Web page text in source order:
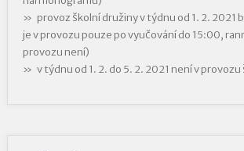
provoz školní družiny v týdnu od 1. 2. 2021
je v provozu pouze po vyučování do 15:00,
provozu není)
v týdnu od 1. 2. do 5. 2. 2021 není v